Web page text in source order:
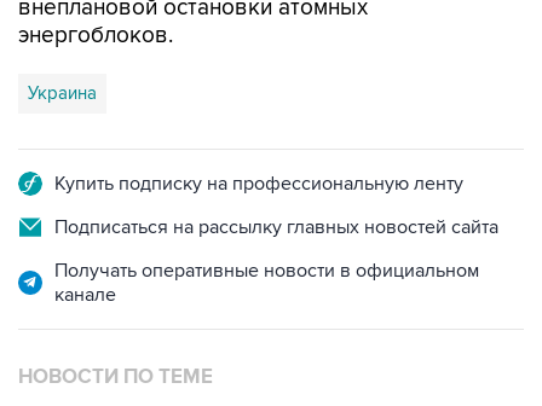
Украина
Подписаться на рассылку главных новостей сайта
Получать оперативные новости в официальном
НОВОСТИ ПО ТЕМЕ
15 февраля 2017 года 19:38